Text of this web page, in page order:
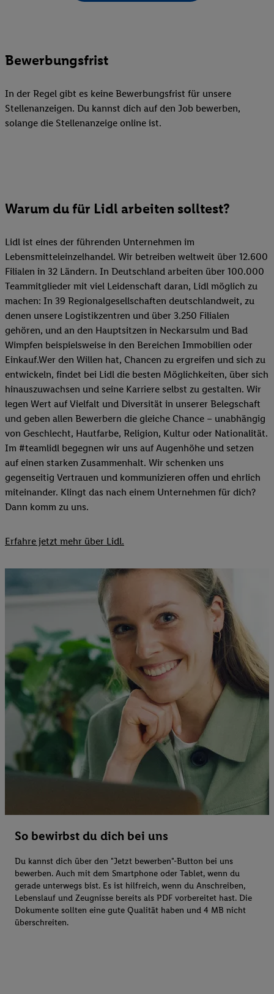
Bewerbungsfrist
In der Regel gibt es keine Bewerbungsfrist für unsere
Stellenanzeigen. Du kannst dich auf den Job bewerben,
solange die Stellenanzeige online ist.
Warum du für Lidl arbeiten solltest?
Lidl ist eines der führenden Unternehmen im
Lebensmitteleinzelhandel. Wir betreiben weltweit über 12.600
Filialen in 32 Ländern. In Deutschland arbeiten über 100.000
Teammitglieder mit viel Leidenschaft daran, Lidl möglich zu
machen: In 39 Regionalgesellschaften deutschlandweit, zu
denen unsere Logistikzentren und über 3.250 Filialen
gehören, und an den Hauptsitzen in Neckarsulm und Bad
Wimpfen beispielsweise in den Bereichen Immobilien oder
Einkauf.Wer den Willen hat, Chancen zu ergreifen und sich zu
entwickeln, findet bei Lidl die besten Möglichkeiten, über sich
hinauszuwachsen und seine Karriere selbst zu gestalten. Wir
legen Wert auf Vielfalt und Diversität in unserer Belegschaft
und geben allen Bewerbern die gleiche Chance – unabhängig
von Geschlecht, Hautfarbe, Religion, Kultur oder Nationalität.
Im #teamlidl begegnen wir uns auf Augenhöhe und setzen
auf einen starken Zusammenhalt. Wir schenken uns
gegenseitig Vertrauen und kommunizieren offen und ehrlich
miteinander. Klingt das nach einem Unternehmen für dich?
Dann komm zu uns.​
Erfahre jetzt mehr über Lidl.
So bewirbst du dich bei uns
Du kannst dich über den "Jetzt bewerben"-Button bei uns
bewerben. Auch mit dem Smartphone oder Tablet, wenn du
gerade unterwegs bist. Es ist hilfreich, wenn du Anschreiben,
Lebenslauf und Zeugnisse bereits als PDF vorbereitet hast. Die
Dokumente sollten eine gute Qualität haben und 4 MB nicht
überschreiten.